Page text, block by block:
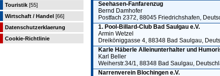
Touristik [55]
Wirtschaft / Handel [66]
Datenschutzerklaerung
Cookie-Richtlinie
Seehasen-Fanfarenzug
Bernd Damhofer
Postfach 2372, 88045 Friedrichshafen,
1. Pool-Billard-Club Bad Saulgau e.V.
Armin Wetzel
Dreiköniggasse 4, 88348 Bad Saulgau,
Karle Häberle Alleinunterhalter und
Karl Beller
Weiherstr.34/1, 88348 Bad Saulgau,
Narrenverein Blochingen e.V.